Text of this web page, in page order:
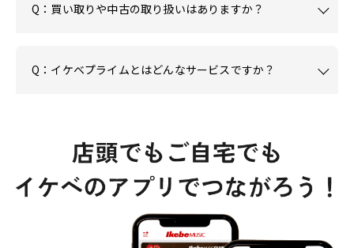
Q：買い取りや中古の取り扱いはありますか？
Q：イケベプライムとはどんなサービスですか？